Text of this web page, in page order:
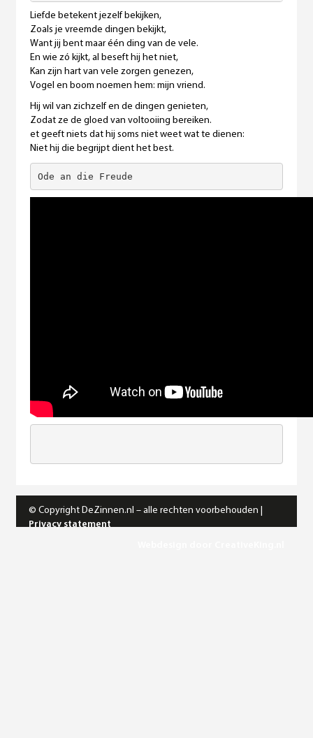
Liefde betekent jezelf bekijken,
Zoals je vreemde dingen bekijkt,
Want jij bent maar één ding van de vele.
En wie zó kijkt, al beseft hij het niet,
Kan zijn hart van vele zorgen genezen,
Vogel en boom noemen hem: mijn vriend.
Hij wil van zichzelf en de dingen genieten,
Zodat ze de gloed van voltooiing bereiken.
et geeft niets dat hij soms niet weet wat te dienen:
Niet hij die begrijpt dient het best.
Ode an die Freude
© Copyright DeZinnen.nl – alle rechten voorbehouden |
Privacy statement